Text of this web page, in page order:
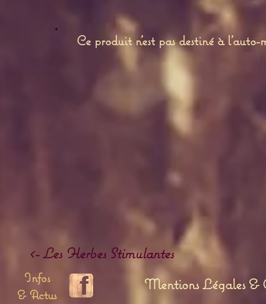
Ce produit n'est pas destiné à
<- Les Herbes Stimulantes
Infos
& Actus
Mentions Légales &